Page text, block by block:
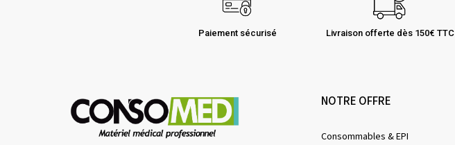
Paiement sécurisé Livraison offerte dès 150€ TTC
NOTRE OFFRE
Consommables & EPI